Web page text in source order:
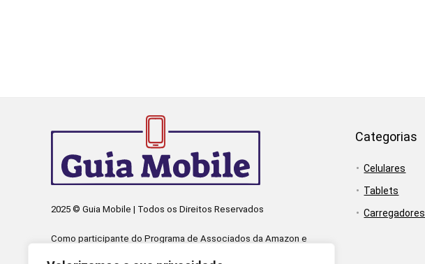
2025 © Guia Mobile | Todos os Direitos Reservados
Como participante do Programa de Associados da Amazon e
Categorias
Celulares
Tablets
Carregadores